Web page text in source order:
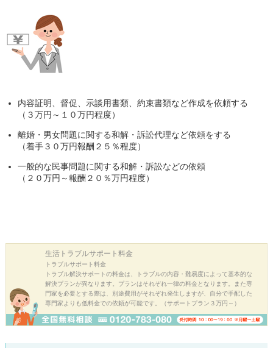
内容証明、督促、示談用書類、約束書類など作成を依頼する
（３万円～１０万円程度）
離婚・男女問題に関する和解・訴訟代理など依頼をする
（着手３０万円報酬２５％程度）
一般的な民事問題に関する和解・訴訟などの依頼
（２０万円～報酬２０％万円程度）
生活トラブルサポート料金
トラブルサポート料金
トラブル解決サポートの料金は、トラブルの内容・難易度によって基本的な
解決プランが異なります。プランはそれぞれ一律の料金となります。また専
門家を必要とする際は、別途費用がそれぞれ発生しますが、自分で手配した
専門家よりも低料金での依頼が可能です。（サポートプラン３万円～）